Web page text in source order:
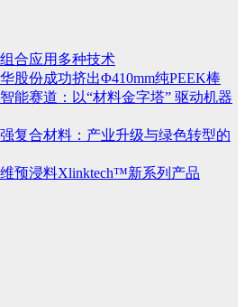
合应用多种技术
股份成功挤出Φ410mm纯PEEK棒
能赛道：以“材料金字塔” 驱动机器
复合材料：产业升级与绿色转型的
预浸料Xlinktech™新系列产品